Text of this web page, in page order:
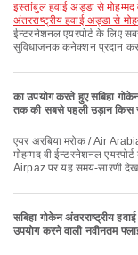
इस्तांबुल हवाई अड्डा से
अंतरराष्ट्रीय हवाई अड्डा से
ईन्टरनेशनल एयरपोर्ट के लिए
सुविधाजनक कनेक्शन प्रदान
का उपयोग करते हुए सबिहा
तक की सबसे पहली उड़ान किस
एयर अरबिया मरोक / Air Arabia Maroc के साथ सबिहा गोकेन अंतरराष्ट्रीय हवाई अड्डा से
मोहम्मद वी ईन्टरनेशनल
Airpaz पर यह समय-सारणी
सबिहा गोकेन अंतरराष्ट्रीय
उपयोग करने वाली नवीनतम